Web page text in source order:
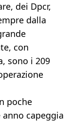
dei Dpcr,
dalla
con
sono i 209
poche
capeggia